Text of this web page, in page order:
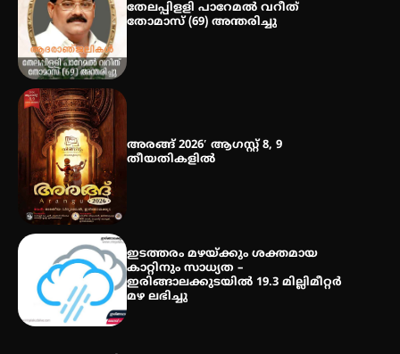
തേലപ്പിളളി പാറേമൽ വറീത്
തോമാസ് (69) അന്തരിച്ചു
അരങ്ങ് 2026′ ആഗസ്റ്റ് 8, 9
തീയതികളിൽ
ഇടത്തരം മഴയ്ക്കും ശക്തമായ
കാറ്റിനും സാധ്യത –
ഇരിങ്ങാലക്കുടയിൽ 19.3 മില്ലിമീറ്റർ
മഴ ലഭിച്ചു